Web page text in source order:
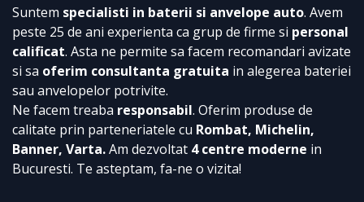
Suntem specialisti in baterii si anvelope auto. Avem
peste 25 de ani experienta ca grup de firme si personal
calificat. Asta ne permite sa facem recomandari avizate
si sa oferim consultanta gratuita in alegerea bateriei
sau anvelopelor potrivite.
Ne facem treaba responsabil. Oferim produse de
calitate prin parteneriatele cu Rombat, Michelin,
Banner, Varta.Am dezvoltat 4 centre moderne in
Bucuresti. Te asteptam, fa-ne o vizita!